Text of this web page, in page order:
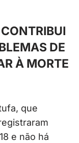
DE
À MORTE
que
e não há